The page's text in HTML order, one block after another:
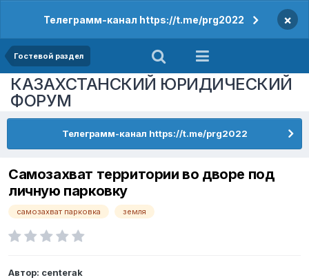
Телеграмм-канал https://t.me/prg2022 ×
Гостевой раздел
КАЗАХСТАНСКИЙ ЮРИДИЧЕСКИЙ
ФОРУМ
Телеграмм-канал https://t.me/prg2022
Самозахват территории во дворе под
личную парковку
самозахват парковка земля
Автор: centerak